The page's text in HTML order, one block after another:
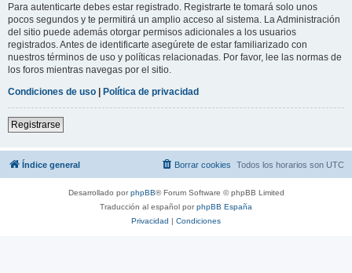
Para autenticarte debes estar registrado. Registrarte te tomará solo unos
pocos segundos y te permitirá un amplio acceso al sistema. La Administración
del sitio puede además otorgar permisos adicionales a los usuarios
registrados. Antes de identificarte asegúrete de estar familiarizado con
nuestros términos de uso y políticas relacionadas. Por favor, lee las normas de
los foros mientras navegas por el sitio.
Condiciones de uso | Política de privacidad
Registrarse
Índice general Todos los horarios son UTC
Borrar cookies
Desarrollado porphpBB® Forum Software © phpBB Limited
Traducción al español porphpBB España
Privacidad | Condiciones